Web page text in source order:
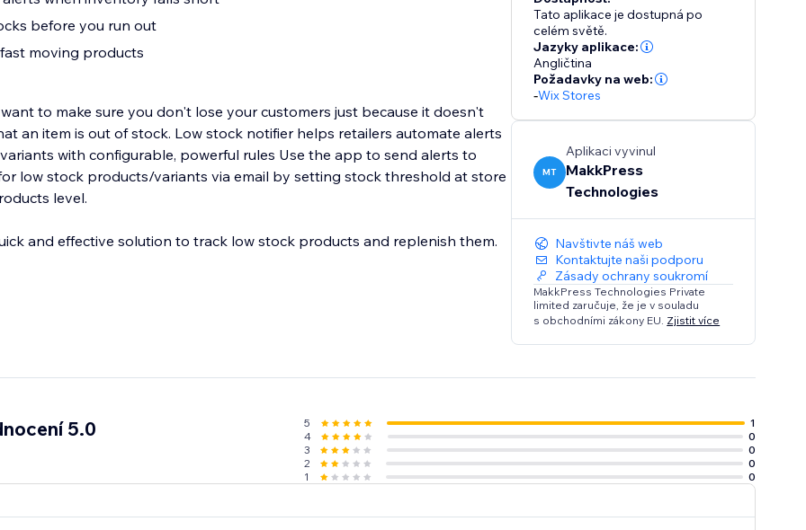
before you run out
moving products
to make sure you don't lose your customers just because it doesn't
an item is out of stock. Low stock notifier helps retailers automate alerts
with configurable, powerful rules Use the app to send alerts to
variants via email by setting stock threshold at store
level.
and effective solution to track low stock products and replenish them.
Tato aplikace je dostupná po
celém světě.
Jazyky aplikace:
Angličtina
Požadavky na web:
-Wix Stores
MT
Aplikaci vyvinul
MakkPress
Technologies
Navštivte náš web
Kontaktujte naši podporu
Zásady ochrany soukromí
MakkPress Technologies Private
limited zaručuje, že je v souladu
s obchodními zákony EU. Zjistit více
5.0 5
1
4
0
3
0
2
0
1
0